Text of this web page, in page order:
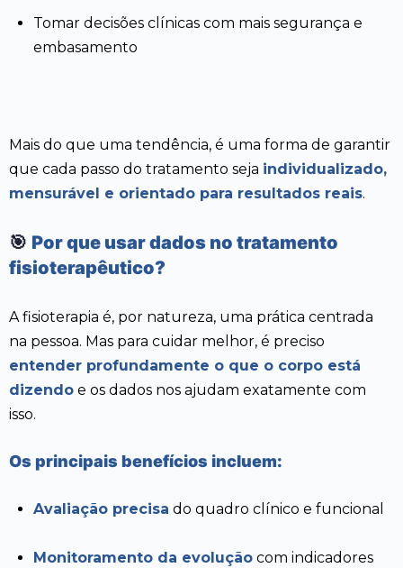
Tomar decisões clínicas com mais segurança e
embasamento
Mais do que uma tendência, é uma forma de garantir
que cada passo do tratamento seja individualizado,
mensurável e orientado para resultados reais.
🎯 Por que usar dados no tratamento
fisioterapêutico?
A fisioterapia é, por natureza, uma prática centrada
na pessoa. Mas para cuidar melhor, é preciso
entender profundamente o que o corpo está
dizendo e os dados nos ajudam exatamente com
isso.
Os principais benefícios incluem:
Avaliação precisa do quadro clínico e funcional
Monitoramento da evolução com indicadores